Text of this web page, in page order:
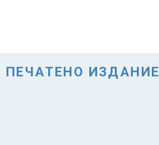
ПЕЧАТЕНО ИЗДАНИЕ